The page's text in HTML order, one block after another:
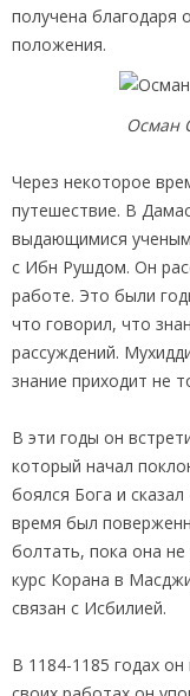
получена благодаря
положения.
Осман
Через некоторое
путешествие. В
выдающимися
с Ибн Рушдом. Он
работе. Это были
что говорил, что
рассуждений.
знание приходит не
В эти годы он
который начал
боялся Бога и
время был
болтать, пока она
курс Корана в
связан с Исбилией.
В 1184-1185 годах